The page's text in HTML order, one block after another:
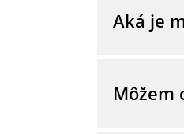
Aká je
Môžem